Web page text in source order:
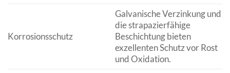
Korrosionsschutz
Galvanische Verzinkung und
die strapazierfähige
Beschichtung bieten
exzellenten Schutz vor Rost
und Oxidation.